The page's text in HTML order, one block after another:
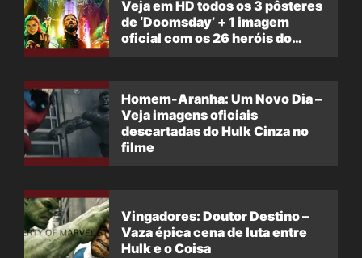
Veja em HD todos os 3 pôsteres
de ‘Doomsday’ + 1 imagem
oficial com os 26 heróis do
Homem-Aranha: Um Novo Dia –
Veja imagens oficiais
descartadas do Hulk Cinza no
filme
Vingadores: Doutor Destino –
Vaza épica cena de luta entre
Hulk e o Coisa